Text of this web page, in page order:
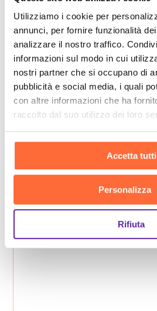
Utilizziamo i cookie per
annunci, per fornire funzionalità
analizzare il nostro traffico.
informazioni sul modo in cui
nostri partner che si occupano di
pubblicità e social media, i quali
con altre informazioni che ha
raccolto dal suo utilizzo dei loro
Accetta tutti
Personalizza
Rifiuta